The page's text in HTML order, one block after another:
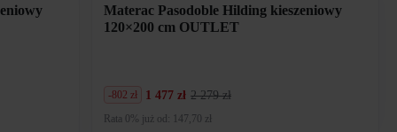
Materac Pasodoble Hilding kieszeniowy
120×200 cm OUTLET
2 279 zł
Pierwotna
cena
1 477 zł
Aktualna
cena
-802 zł
Rata 0% już od: 147,70 zł